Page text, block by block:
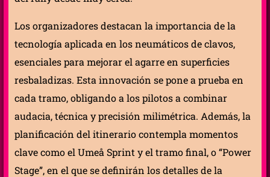
Los organizadores destacan la importancia de la
tecnología aplicada en los neumáticos de clavos,
esenciales para mejorar el agarre en superficies
resbaladizas. Esta innovación se pone a prueba en
cada tramo, obligando a los pilotos a combinar
audacia, técnica y precisión milimétrica. Además, la
planificación del itinerario contempla momentos
clave como el Umeå Sprint y el tramo final, o “Power
Stage”, en el que se definirán los detalles de la